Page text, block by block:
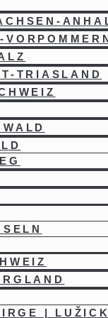
TRIASLAND
|